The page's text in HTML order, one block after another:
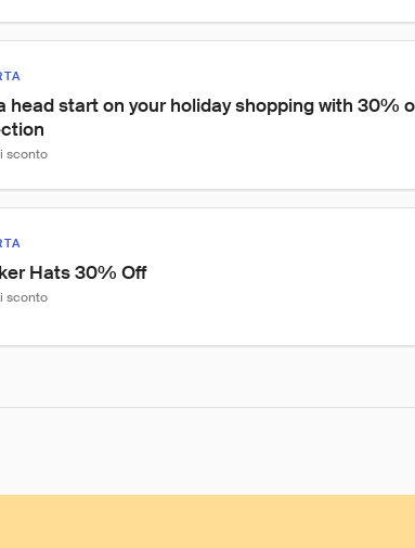
head start on your holiday shopping with 30%
sconto
Hats 30% Off
sconto